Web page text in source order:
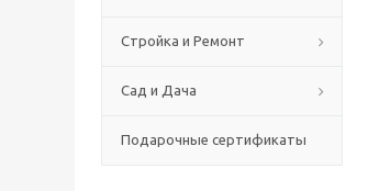
Стройка и Ремонт
Сад и Дача
Подарочные сертификаты